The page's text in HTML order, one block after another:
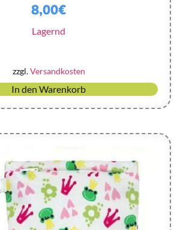
8,00€
Lagernd
zzgl.Versandkosten
In den Warenkorb